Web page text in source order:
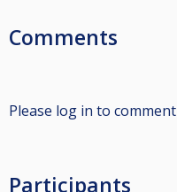
Comments
Please log in to comment
Participants